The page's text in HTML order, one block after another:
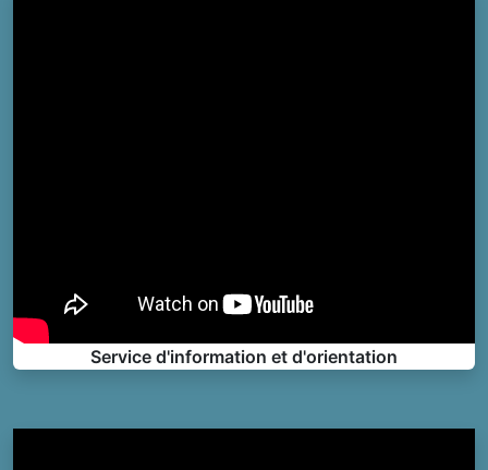
Service d'information et d'orientation